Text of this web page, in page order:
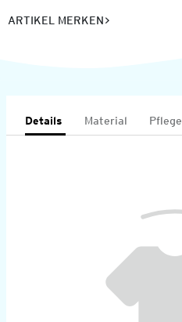
ARTIKEL MERKEN
Details Material Pflege